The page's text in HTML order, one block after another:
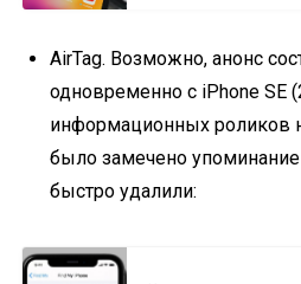
AirTag. Возможно, анонс
одновременно с iPhone SE
информационных роликов
было замечено упоминание
быстро удалили: